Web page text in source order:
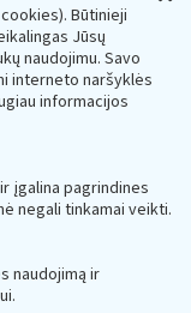
Būtinieji
Jūsų
naudojimu. Savo
interneto naršyklės
informacijos
įgalina pagrindines
negali tinkamai veikti.
naudojimą ir
el.paštas:
Lietuvos
Juridinių